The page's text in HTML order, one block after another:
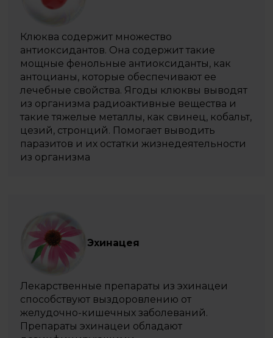
Клюква содержит множество
антиоксидантов. Она содержит такие
мощные фенольные антиоксиданты, как
антоцианы, которые обеспечивают ее
лечебные свойства. Ягоды клюквы выводят
из организма радиоактивные вещества и
такие тяжелые металлы, как свинец, кобальт,
цезий, стронций. Помогает выводить
паразитов и их остатки жизнедеятельности
из организма
Эхинацея
Лекарственные препараты из эхинацеи
способствуют выздоровлению от
желудочно-кишечных заболеваний.
Препараты эхинацеи обладают